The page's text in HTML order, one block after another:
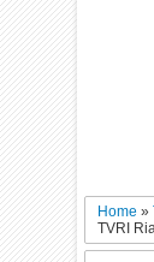
Home»
TVRI